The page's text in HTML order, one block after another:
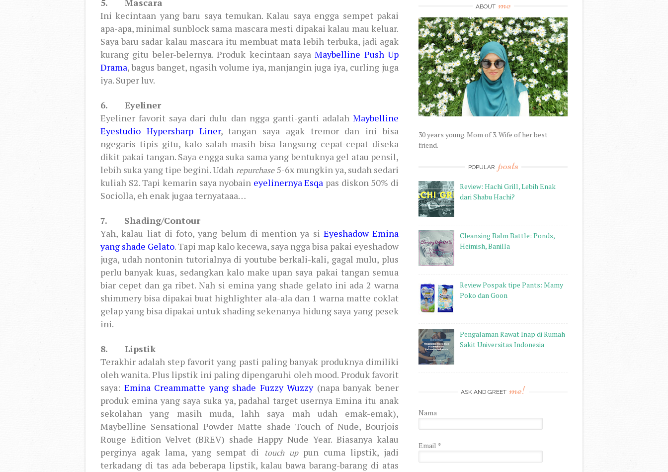
5. Mascara
Ini kecintaan yang baru saya temukan. Kalau saya engga sempet pakai
apa-apa, minimal sunblock sama mascara mesti dipakai kalau mau keluar.
Saya baru sadar kalau mascara itu membuat mata lebih terbuka, jadi agak
kurang gitu beler-belernya. Produk kecintaan sayaMaybelline Push Up
Drama, bagus banget, ngasih volume iya, manjangin juga iya, curling juga
iya. Super luv.
6. Eyeliner
Eyeliner favorit saya dari dulu dan ngga ganti-ganti adalah Maybelline
Eyestudio Hypersharp Liner, tangan saya agak tremor dan ini bisa
ngegaris tipis gitu, kalo salah masih bisa langsung cepat-cepat diseka
dikit pakai tangan. Saya engga suka sama yang bentuknya gel atau pensil,
lebih suka yang tipe begini. Udah repurchase5-6x mungkin ya, sudah sedari
kuliah S2. Tapi kemarin saya nyobain eyelinernya Esqa pas diskon 50% di
Sociolla, eh enak jugaa ternyataaa…
7. Shading/Contour
Yah, kalau liat di foto, yang belum di mention ya si Eyeshadow Emina
yang shade Gelato. Tapi map kalo kecewa, saya ngga bisa pakai eyeshadow
juga, udah nontonin tutorialnya di youtube berkali-kali, gagal mulu, plus
perlu banyak kuas, sedangkan kalo make upan saya pakai tangan semua
biar cepet dan ga ribet. Nah si emina yang shade gelato ini ada 2 warna
shimmery bisa dipakai buat highlighter ala-ala dan 1 warna matte coklat
gelap yang bisa dipakai untuk shading sekenanya hidung saya yang pesek
ini.
8. Lipstik
Terakhir adalah step favorit yang pasti paling banyak produknya dimiliki
oleh wanita. Plus lipstik ini paling dipengaruhi oleh mood. Produk favorit
saya: Emina Creammatte yang shade Fuzzy Wuzzy(napa banyak bener
produk emina yang saya suka ya, padahal target usernya Emina itu anak
sekolahan yang masih muda, lahh saya mah udah emak-emak),
Maybelline Sensational Powder Matte shade Touch of Nude, Bourjois
Rouge Edition Velvet (BREV) shade Happy Nude Year. Biasanya kalau
perginya agak lama, yang sempat di
touch up pun cuma lipstik, jadi
terkadang di tas ada beberapa lipstik, kalau bawa barang-barang di atas
ABOUT me
30 years young. Mom of 3. Wife of her best
friend.
POPULAR posts
Review: Hachi Grill, Lebih Enak
dari Shabu Hachi?
Cleansing Balm Battle: Ponds,
Heimish, Banilla
Review Pospak tipe Pants: Mamy
Poko dan Goon
Pengalaman Rawat Inap di Rumah
Sakit Universitas Indonesia
ASK AND GREET me!
Nama
Email *